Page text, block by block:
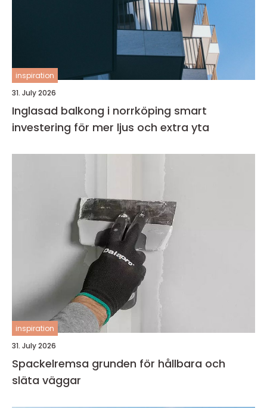
inspiration
31. July 2026
Inglasad balkong i norrköping smart
investering för mer ljus och extra yta
inspiration
31. July 2026
Spackelremsa grunden för hållbara och
släta väggar